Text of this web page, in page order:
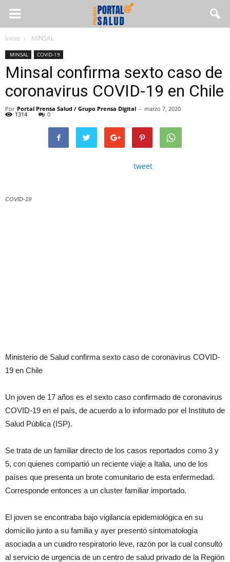
Inicio MINSAL
MINSAL COVID-19
Minsal confirma sexto caso de
coronavirus COVID-19 en Chile
Por Portal Prensa Salud / Grupo Prensa Digital - marzo 7, 2020
1314 0
tweet
COVID-19
Ministerio de Salud confirma sexto caso de coronavirus COVID-
19 en Chile
Un joven de 17 años es el sexto caso confirmado de coronavirus
COVID-19 en el país, de acuerdo a lo informado por el Instituto de
Salud Pública (ISP).
Se trata de un familiar directo de los casos reportados como 3 y
5, con quienes compartió un reciente viaje a Italia, uno de los
países que presenta un brote comunitario de esta enfermedad.
Corresponde entonces a un cluster familiar importado.
El joven se encontraba bajo vigilancia epidemiológica en su
domicilio junto a su familia y ayer presentó sintomatología
asociada a un cuadro respiratorio leve, razón por la cual consultó
al servicio de urgencia de un centro de salud privado de la Región